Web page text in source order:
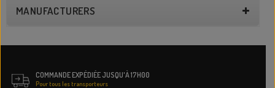
MANUFACTURERS
COMMANDE EXPÉDIÉE JUSQU'À 17H00
Pour tous les transporteurs